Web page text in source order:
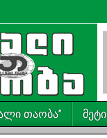
თაობა” მეტი